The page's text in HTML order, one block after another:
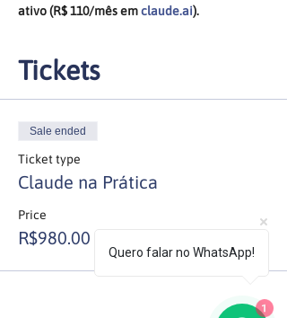
ativo (R$ 110/mês em claude.ai).
Tickets
Sale ended
Ticket type
Claude na Prática
Price
R$980.00
Quero falar no WhatsApp!
1